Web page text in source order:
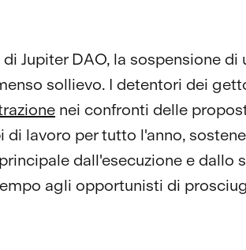
Jupiter DAO, la sospensione di
sollievo. I detentori dei
nei confronti delle
lavoro per tutto l'anno,
dall'esecuzione e dallo
agli opportunisti di